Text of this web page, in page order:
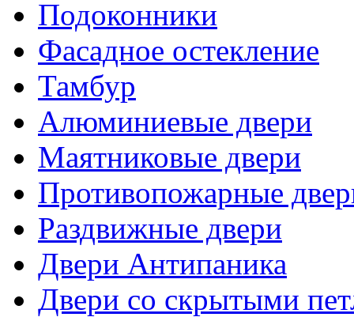
Подоконники
Фасадное остекление
Тамбур
Алюминиевые двери
Маятниковые двери
Противопожарные
Раздвижные двери
Двери Антипаника
Двери со скрытыми